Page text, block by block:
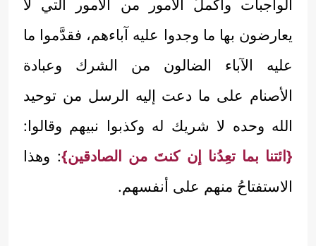
الواجبات وأكملُ الأمور من الأمور التي لا
يعارضون بها ما وجدوا عليه آباءهم، فقدَّموا ما
عليه الآباء الضالون من الشرك وعبادة
الأصنام على ما دعت إليه الرسل من توحيد
الله وحده لا شريك له وكذبوا نبيهم وقالوا:
{ائتنا بما تعِدُنا إن كنتَ من الصادقين}: وهذا
الاستفتاحُ منهم على أنفسهم.